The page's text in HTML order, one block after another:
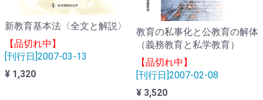
新教育基本法〈全文と解説〉
【品切れ中】
[刊行日]2007-03-13
¥ 1,320
教育の私事化と公教育の解体
（義務教育と私学教育）
【品切れ中】
[刊行日]2007-02-08
¥ 3,520